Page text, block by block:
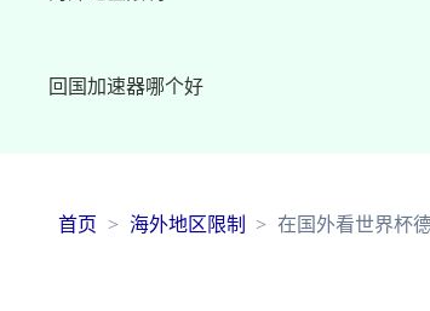
回国加速器哪个好
首页 海外地区限制 在国外看世界杯